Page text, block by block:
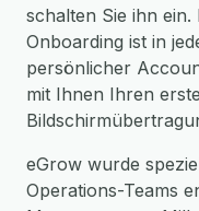
schalten Sie ihn
Onboarding ist in
persönlicher
mit Ihnen Ihren
eGrow wurde
Operations-Teams